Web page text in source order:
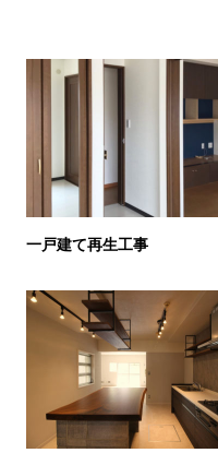
一戸建て再生工事